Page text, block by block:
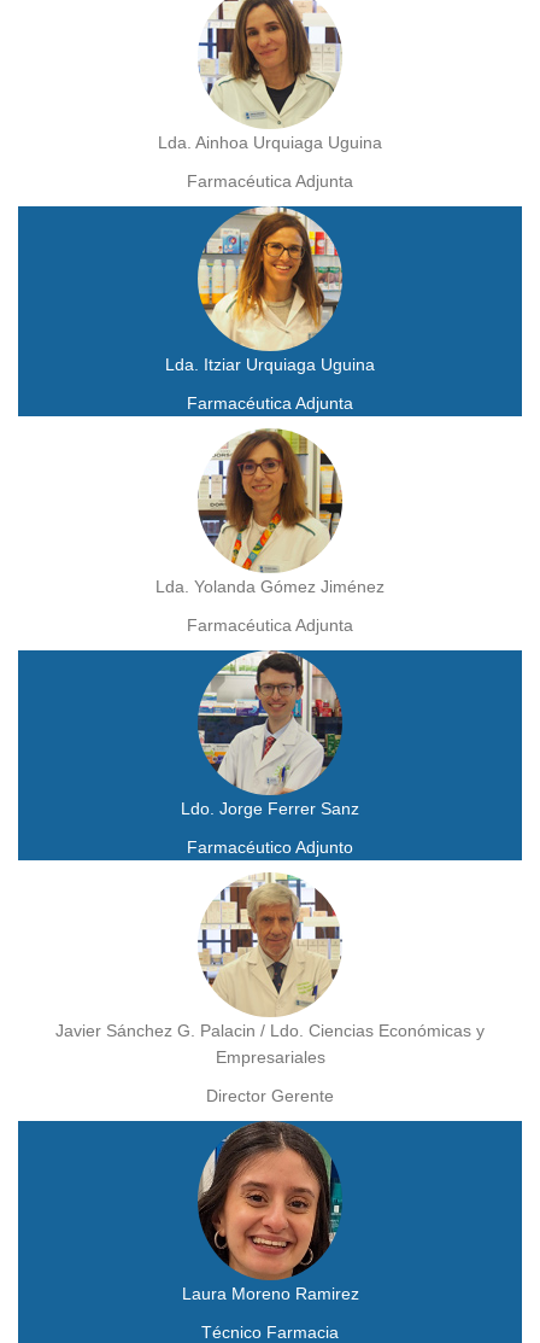
Lda. Ainhoa Urquiaga Uguina
Farmacéutica Adjunta
Lda. Itziar Urquiaga Uguina
Farmacéutica Adjunta
Lda. Yolanda Gómez Jiménez
Farmacéutica Adjunta
Ldo. Jorge Ferrer Sanz
Farmacéutico Adjunto
Javier Sánchez G. Palacin / Ldo. Ciencias Económicas y
Empresariales
Director Gerente
Laura Moreno Ramirez
Técnico Farmacia